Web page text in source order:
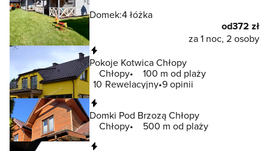
Domek:4 łóżka
od372 zł
za 1 noc, 2 osoby
Pokoje Kotwica Chłopy
Chłopy
100 m od plaży
10 Rewelacyjny 9 opinii
Domki Pod Brzozą Chłopy
Chłopy
500 m od plaży